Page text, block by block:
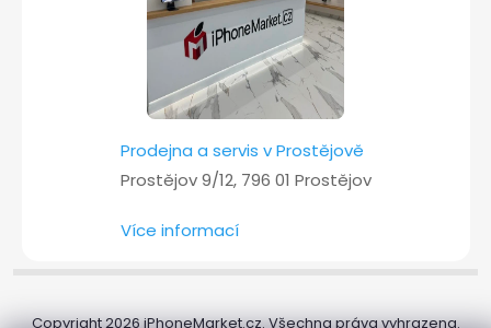
Prodejna a servis v Prostějově
Prostějov 9/12, 796 01 Prostějov
Více informací
Copyright 2026iPhoneMarket.cz. Všechna práva vyhrazena.